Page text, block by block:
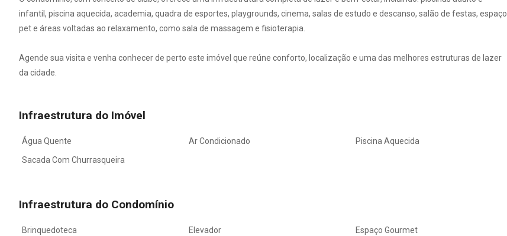
infantil, piscina aquecida, academia, quadra de esportes, playgrounds, cinema, salas de estudo e descanso, salão de festas, espaço
pet e áreas voltadas ao relaxamento, como sala de massagem e fisioterapia.
Agende sua visita e venha conhecer de perto este imóvel que reúne conforto, localização e uma das melhores estruturas de lazer
da cidade.
Infraestrutura do Imóvel
Água Quente Ar Condicionado
Piscina Aquecida
Sacada Com Churrasqueira
Infraestrutura do Condomínio
Brinquedoteca Elevador
Espaço Gourmet